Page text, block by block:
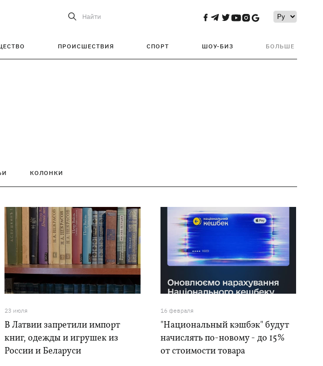
Найти
ПРОИСШЕСТВИЯ СПОРТ ШОУ-БИЗ БОЛЬШЕ
КОЛОНКИ
23 июля
В Латвии запретили импорт
книг, одежды и игрушек из
России и Беларуси
16 февраля
"Национальный кэшбэк" будут
начислять по-новому - до 15%
от стоимости товара